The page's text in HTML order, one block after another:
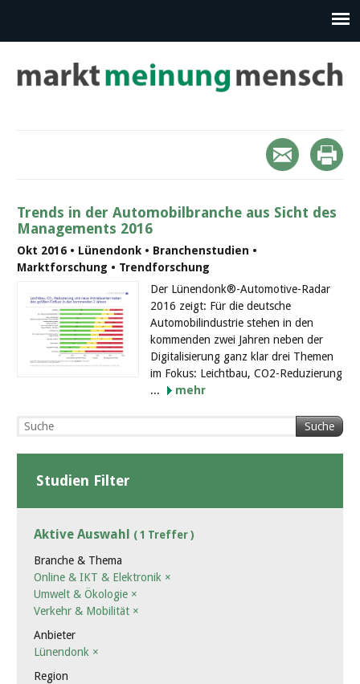
Trends in der Automobilbranche aus Sicht des
Managements 2016
Okt 2016 • Lünendonk • Branchenstudien •
Marktforschung • Trendforschung
Der Lünendonk®-Automotive-Radar
2016 zeigt: Für die deutsche
Automobilindustrie stehen in den
kommenden zwei Jahren neben der
Digitalisierung ganz klar drei Themen
im Fokus: Leichtbau, CO2-Reduzierung
...
mehr
Suche
Studien Filter
Aktive Auswahl ( 1 Treffer )
Branche & Thema
Online & IKT & Elektronik ×
Umwelt & Ökologie ×
Verkehr & Mobilität ×
Anbieter
Lünendonk ×
Region